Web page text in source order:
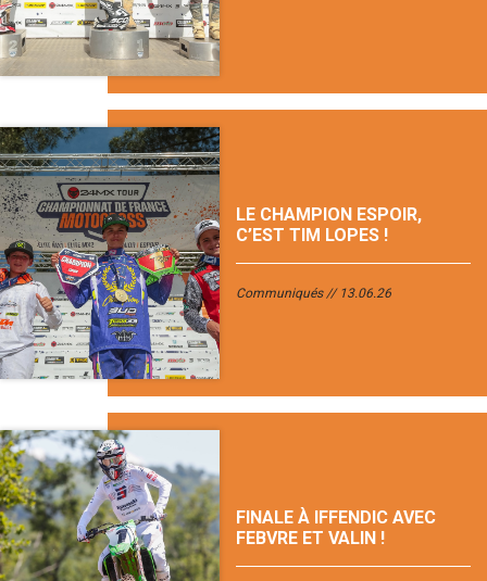
LE CHAMPION ESPOIR,
C’EST TIM LOPES !
Communiqués 13.06.26
FINALE À IFFENDIC AVEC
FEBVRE ET VALIN !